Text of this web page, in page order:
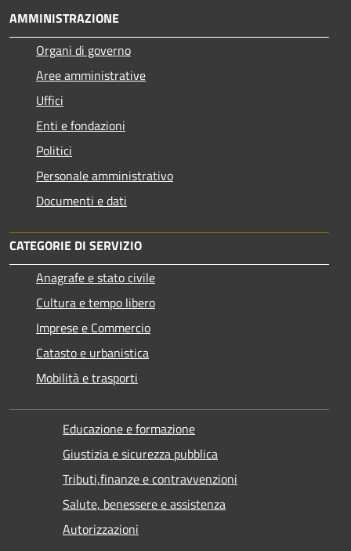
AMMINISTRAZIONE
Organi di governo
Aree amministrative
Uffici
Enti e fondazioni
Politici
Personale amministrativo
Documenti e dati
CATEGORIE DI SERVIZIO
Anagrafe e stato civile
Cultura e tempo libero
Imprese e Commercio
Catasto e urbanistica
Mobilità e trasporti
Educazione e formazione
Giustizia e sicurezza pubblica
Tributi,finanze e contravvenzioni
Salute, benessere e assistenza
Autorizzazioni